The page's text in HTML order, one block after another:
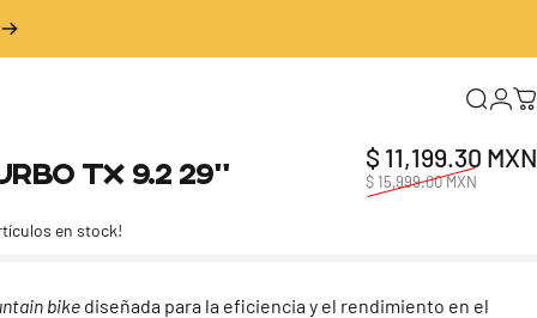
Buscar
TX 9.2 29"
$ 11,199.30 MXN
$ 15,999.00 MXN
en stock!
bike diseñada para la eficiencia y el rendimiento en el